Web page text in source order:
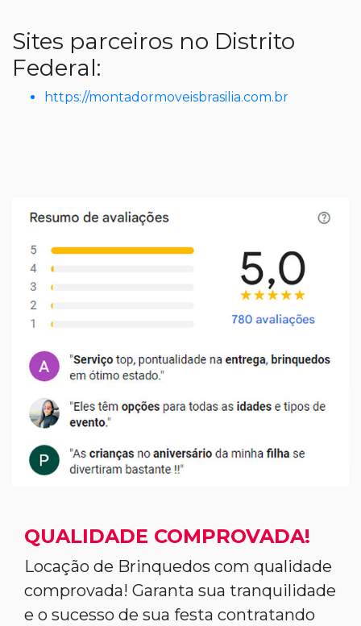
Sites parceiros no Distrito
Federal:
https://montadormoveisbrasilia.com.br
QUALIDADE COMPROVADA!
Locação de Brinquedos com qualidade
comprovada! Garanta sua tranquilidade
e o sucesso de sua festa contratando